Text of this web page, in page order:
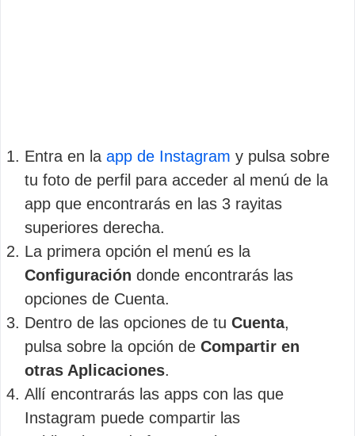
Entra en la app de Instagram y pulsa sobre
tu foto de perfil para acceder al menú de la
app que encontrarás en las 3 rayitas
superiores derecha.
La primera opción el menú es la
Configuración donde encontrarás las
opciones de Cuenta.
Dentro de las opciones de tu Cuenta,
pulsa sobre la opción de Compartir en
otras Aplicaciones.
Allí encontrarás las apps con las que
Instagram puede compartir las